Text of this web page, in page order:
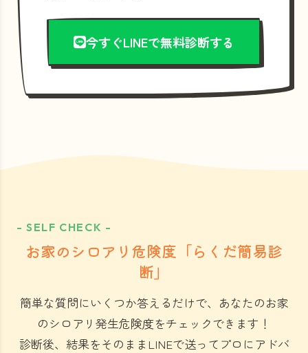
今すぐLINEで無料診断する
- SELF CHECK -
お家のシロアリ危険度「らくだ簡易診
断」
簡単な質問にいくつか答えるだけで、あなたのお家
のシロアリ発生危険度をチェックできます！
診断後、結果をそのままLINEで送ってプロにアドバ